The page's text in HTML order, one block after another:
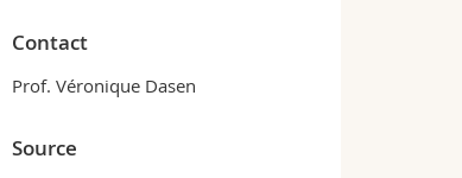
Contact
Prof. Véronique Dasen
Source